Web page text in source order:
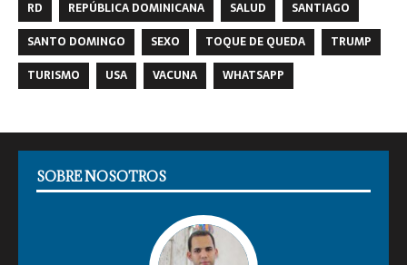
RD
REPÚBLICA DOMINICANA SALUD
SANTIAGO
SANTO DOMINGO
SEXO TOQUE DE QUEDA
TRUMP
TURISMO
USA VACUNA WHATSAPP
SOBRE NOSOTROS